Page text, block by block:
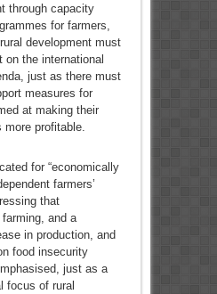
through capacity
for farmers,
development must
on the international
just as there must
measures for
at making their
profitable.
for “economically
farmers’
that
and a
in production, and
food insecurity
just as a
focus of rural